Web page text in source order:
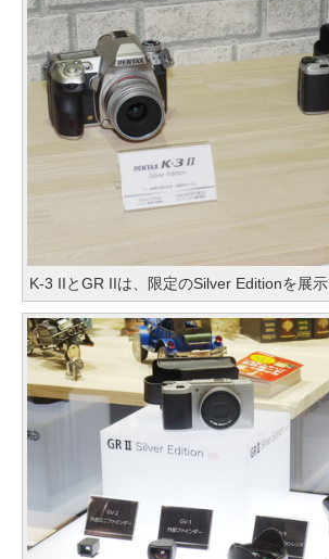
K-3 IIとGR IIは、限定のSilver Editionを展示